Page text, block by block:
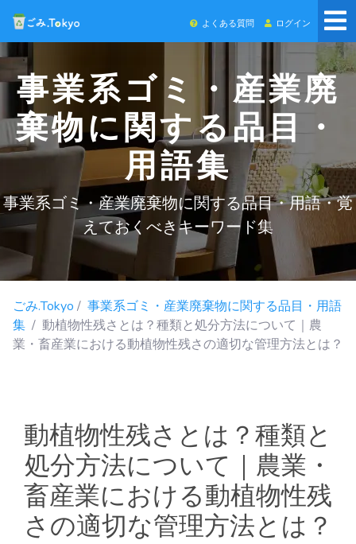
よくある質問 ログイン
事業系ゴミ・産業廃
棄物に関する品目・
用語集
事業系ゴミ・産業廃棄物に関する品目・用語・覚
えておくべきキーワード集
ごみ.Tokyo / 事業系ゴミ・産業廃棄物に関する品目・用語
集 / 動植物性残さとは？種類と処分方法について｜農
業・畜産業における動植物性残さの適切な管理方法とは？
動植物性残さとは？種類と
処分方法について｜農業・
畜産業における動植物性残
さの適切な管理方法とは？